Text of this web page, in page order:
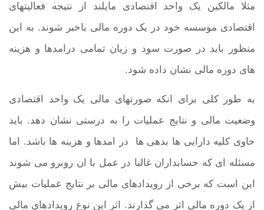
مثلا مالکین یک واحد اقتصادی مایلند از نتیجه فعالیتهای
اقتصادی موسسه خود در یک دوره مالی باخبر شوند. به این
منظور باید در صورت سود و زیان تمامی درامدها و هزینه
های دوره مالی نشان داده شود.
به طور کلی برای انکه صورتهای مالی یک واحد اقتصادی
وضعیت مالی و نتایج عملیات را به درستی نشان دهد. باید
حاوی کلیه دارایی ها بدهی ها در امدها و هزینه ها باشد. اما
مسئله ای که حسابداران غالبا در عمل با ان روبرو می شوند
این است که برخی از رویدادهای مالی بر نتایج عملیات بیش
از یک دوره مالی اثر می گذارند. اثر این نوع رویدادهای مالی